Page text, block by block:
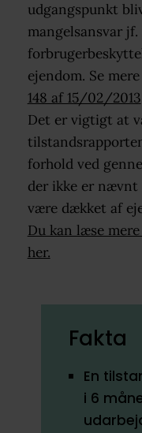
udgangspunkt
mangelsansvar
ejendom. Se
148 af 15/02/2013
Det er vigtigt at
forhold ved
der ikke er nævnt
være dækket af
Du kan læse
her.
Fakta
En
i 6